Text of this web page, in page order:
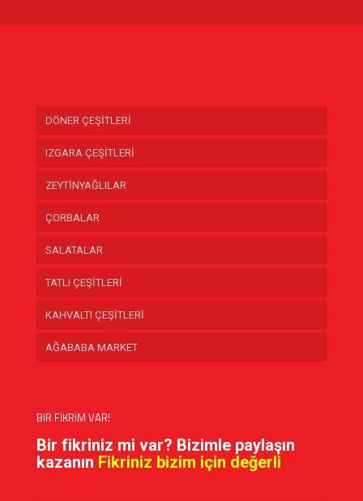
DÖNER ÇEŞİTLERİ
IZGARA ÇEŞİTLERİ
ZEYTİNYAĞLILAR
ÇORBALAR
SALATALAR
TATLI ÇEŞİTLERİ
KAHVALTI ÇEŞİTLERİ
AĞABABA MARKET
BİR FİKRİM VAR!
Bir fikriniz mi var? Bizimle paylaşın
kazanın Fikriniz bizim için değerli